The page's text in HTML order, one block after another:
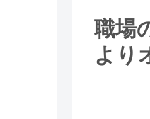
職場
より